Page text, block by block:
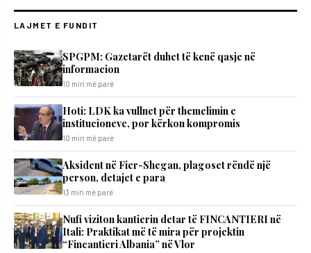
LAJMET E FUNDIT
SPGPM: Gazetarët duhet të kenë qasje në
informacion
10 min më parë
Hoti: LDK ka vullnet për themelimin e
institucioneve, por kërkon kompromis
10 min më parë
Aksident në Fier-Shegan, plagoset rëndë një
person, detajet e para
13 min më parë
Nufi viziton kantierin detar të FINCANTIERI në
Itali: Praktikat më të mira për projektin
“Fincantieri Albania” në Vlor